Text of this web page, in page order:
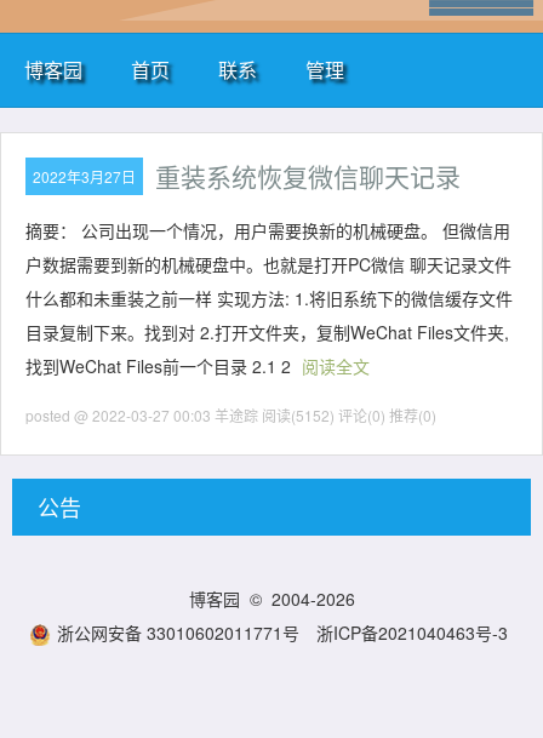
博客园 首页 联系 管理
2022年3月27日 重装系统恢复微信聊天记录
摘要： 公司出现一个情况，用户需要换新的机械硬盘。 但微信用
户数据需要到新的机械硬盘中。也就是打开PC微信 聊天记录文件
什么都和未重装之前一样 实现方法: 1.将旧系统下的微信缓存文件
目录复制下来。找到对 2.打开文件夹，复制WeChat Files文件夹,
找到WeChat Files前一个目录 2.1 2 阅读全文
posted @ 2022-03-27 00:03 羊途踪 阅读(5152) 评论(0) 推荐(0)
公告
博客园 © 2004-2026
浙公网安备 33010602011771号
浙ICP备2021040463号-3